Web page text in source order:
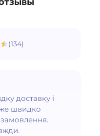
(134)
доставку і
швидко